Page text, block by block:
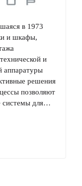
в 1973
и шкафы,
и
аппаратуры
решения
позволяют
системы для…